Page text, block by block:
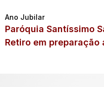
Ano Jubilar
Paróquia Santíssimo
Retiro em preparação